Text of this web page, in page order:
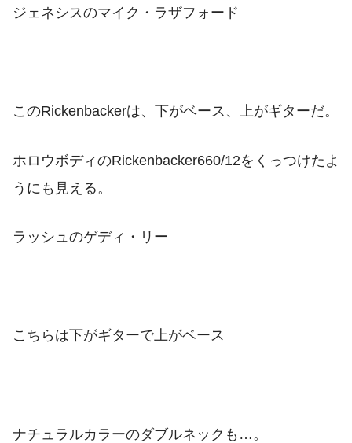
ジェネシスのマイク・ラザフォード
このRickenbackerは、下がベース、上がギターだ。
ホロウボディのRickenbacker660/12をくっつけたよ
うにも見える。
ラッシュのゲディ・リー
こちらは下がギターで上がベース
ナチュラルカラーのダブルネックも…。